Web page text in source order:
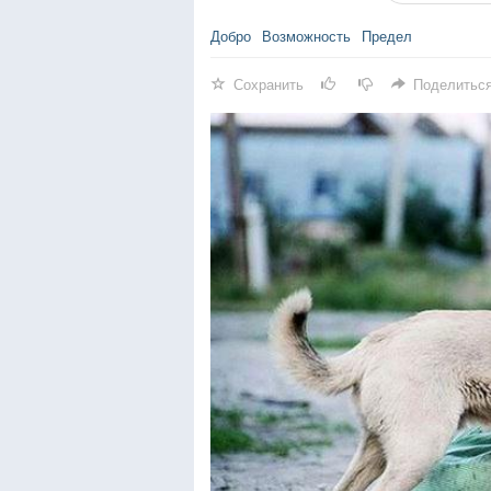
Добро Возможность Предел
Сохранить